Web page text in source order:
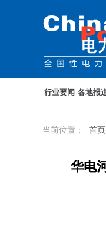
行业要闻 各地报
当前位置： 首页
华电